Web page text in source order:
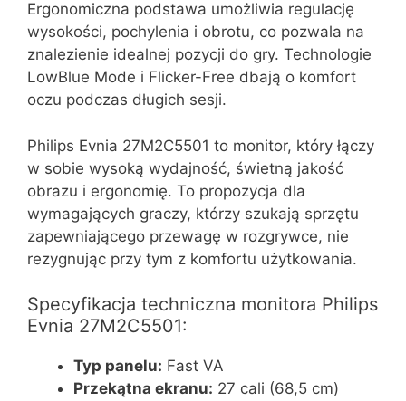
Ergonomiczna podstawa umożliwia regulację
wysokości, pochylenia i obrotu, co pozwala na
znalezienie idealnej pozycji do gry. Technologie
LowBlue Mode i Flicker-Free dbają o komfort
oczu podczas długich sesji.
Philips Evnia 27M2C5501 to monitor, który łączy
w sobie wysoką wydajność, świetną jakość
obrazu i ergonomię. To propozycja dla
wymagających graczy, którzy szukają sprzętu
zapewniającego przewagę w rozgrywce, nie
rezygnując przy tym z komfortu użytkowania.
Specyfikacja techniczna monitora Philips
Evnia 27M2C5501:
Typ panelu: Fast VA
Przekątna ekranu: 27 cali (68,5 cm)